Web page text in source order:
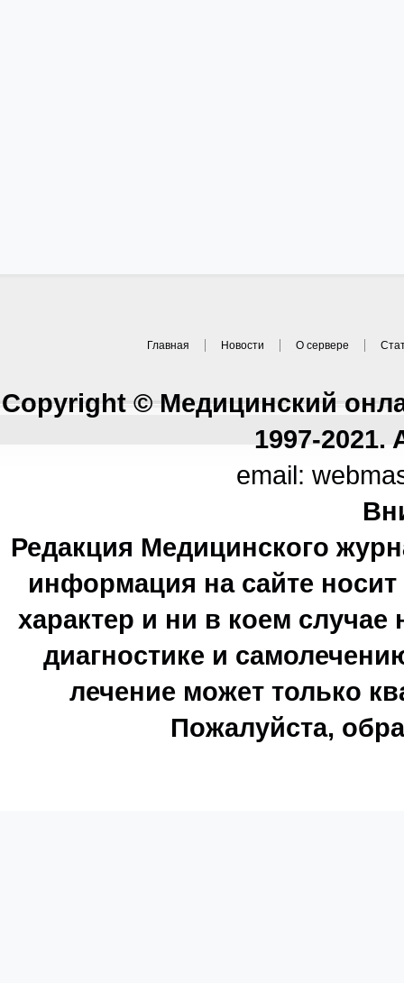
Главная Новости О сервере
Copyright © Медицинский
1997-2021.
email:
Редакция Медицинского
информация на сайте
характер и ни в коем
диагностике и
лечение может только
Пожалуйста,